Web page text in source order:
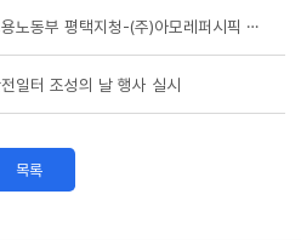
[보도자료] 고용노동부 평택지청-(주)아모레퍼시픽 원·하청 상생협력 협약 체결
일터 조성의 날 행사 실시
목록